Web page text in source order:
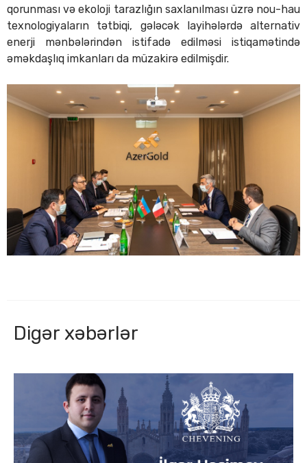
qorunması və ekoloji tarazlığın saxlanılması üzrə nou-hau
texnologiyaların tətbiqi, gələcək layihələrdə alternativ
enerji mənbələrindən istifadə edilməsi istiqamətində
əməkdaşlıq imkanları da müzakirə edilmişdir.
Digər xəbərlər